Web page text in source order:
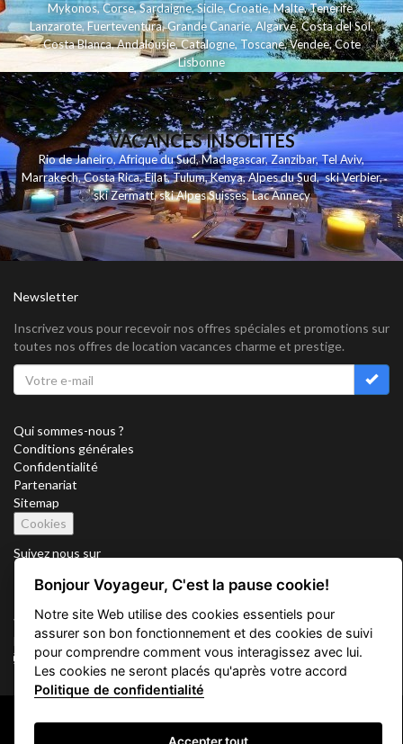
Mykonos,Corse,Sardaigne,Sicile,Croatie,Malte,Tenerife,
Lanzarote,Fuerteventura,Grande Canarie,Algarve,Costa del Sol,
Costa Blanca,Andalousie,Catalogne,Toscane,Vendee,Cote
Lisbonne
VACANCES INSOLITES
Rio de Janeiro,Afrique du Sud,Madagascar,Zanzibar,Tel Aviv,
Marrakech,Costa Rica,Eilat,Tulum,Kenya,Alpes du Sud,ski Verbier,
ski Zermatt,ski Alpes Suisses,Lac Annecy
Newsletter
Inscrivez vous pour recevoir nos offres spéciales et promotions sur
toutes nos offres de location vacances charme et prestige.
Qui sommes-nous ?
Conditions générales
Confidentialité
Partenariat
Sitemap
Cookies
Suivez nous sur
Vacation Key Corp. 2905 Point East Drive #L-215. Aventura.
FLORIDA 33160.
info@vacationkey.com
Copyright © 2026 Vacation Key Corp.
Bonjour Voyageur, C'est la pause cookie!
Notre site Web utilise des cookies essentiels pour
assurer son bon fonctionnement et des cookies de suivi
pour comprendre comment vous interagissez avec lui.
Les cookies ne seront placés qu'après votre accord
Politique de confidentialité